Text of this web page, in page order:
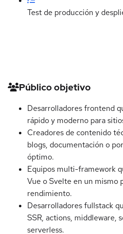
Test de producción y
Detalles del curso
Público objetivo
Desarrolladores frontend
rápido y moderno para
Creadores de contenido
blogs, documentación o
óptimo.
Equipos multi-framework
Vue o Svelte en un mismo
rendimiento.
Desarrolladores fullstack
SSR, actions, middleware,
serverless.